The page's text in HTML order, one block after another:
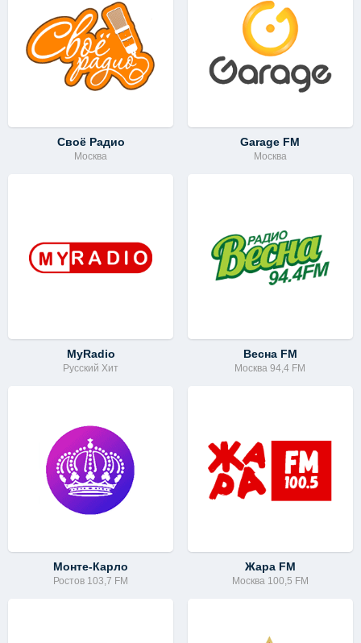
Своё Радио
Москва
Garage FM
Москва
MyRadio
Русский Хит
Весна FM
Москва 94,4 FM
Монте-Карло
Ростов 103,7 FM
Жара FM
Москва 100,5 FM